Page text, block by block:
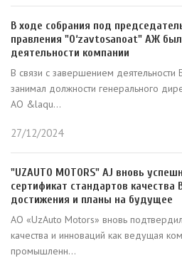
В ходе собрания под
правления "O‘zavtosanoat" АЖ
деятельности компании
В связи с завершением деятельности
занимал должности генерального
АО &laqu...
27/12/2024
"UZAUTO MOTORS" AJ вновь
сертификат стандартов качества
достижения и планы на будущее
АО «UzAuto Motors» вновь
качества и инноваций как ведущая
промышленн...